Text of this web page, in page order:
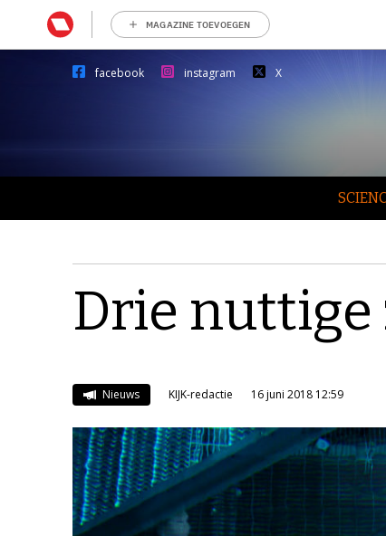
MAGAZINE TOEVOEGEN
facebook instagram X
Drie
Nieuws KIJK-redactie 16 juni 2018 12:59